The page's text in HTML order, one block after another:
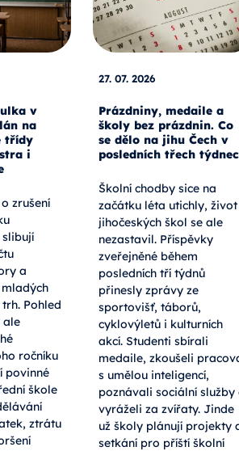
v
na
třídy
i
zrušení
slibují
a
Pohled
ale
ročníku
povinné
škole
ztrátu
27. 07. 2026
Prázdniny, medaile a
školy bez prázdnin. Co
se dělo na jihu Čech v
posledních třech
Školní chodby sice na
začátku léta utichly, život
jihočeských škol se ale
nezastavil. Příspěvky
zveřejněné během
posledních tří týdnů
přinesly zprávy ze
sportovišť, táborů,
cyklovýletů i kulturních
akcí. Studenti sbírali
medaile, zkoušeli
s umělou inteligencí,
poznávali sociální služby
vyráželi za zvířaty. Jinde
už školy plánují projekty
setkání pro příští školní